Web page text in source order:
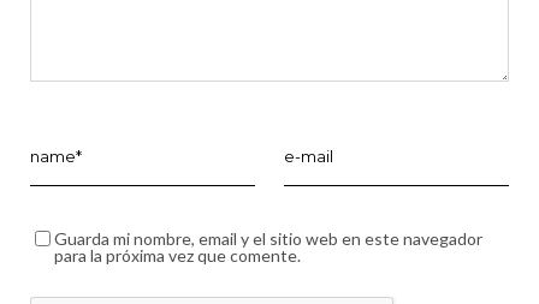
Guarda mi nombre, email y el sitio web en este navegador
para la próxima vez que comente.